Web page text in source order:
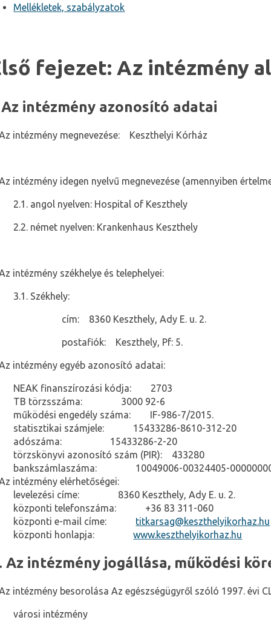
Mellékletek, szabályzatok
fejezet: Az intézmény
Az intézmény azonosító adatai
intézmény megnevezése: Keszthelyi Kórház
intézmény idegen nyelvű megnevezése (amennyiben
2.1. angol nyelven: Hospital of Keszthely
2.2. német nyelven: Krankenhaus Keszthely
intézmény székhelye és telephelyei:
3.1. Székhely:
cím: 8360 Keszthely, Ady E. u. 2.
postafiók: Keszthely, Pf: 5.
intézmény egyéb azonosító adatai:
NEAK finanszírozási kódja:
2703
TB törzsszáma:
3000 92-6
működési engedély száma:
IF-986-7/2015.
statisztikai számjele:
15433286-8610-312-20
adószáma:
15433286-2-20
törzskönyvi azonosító szám (PIR):
433280
bankszámlaszáma:
10049006-00324405-
intézmény elérhetőségei:
levelezési címe:
8360 Keszthely, Ady E. u. 2.
központi telefonszáma:
+36 83 311-060
központi e-mail címe:
titkarsag@keszthelyikorhaz.hu
központi honlapja:
www.keszthelyikorhaz.hu
Az intézmény jogállása, működési
intézmény besorolása Az egészségügyről szóló 1997. évi
városi intézmény